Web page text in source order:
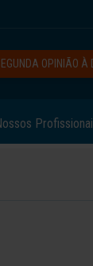
OPINIÃO À